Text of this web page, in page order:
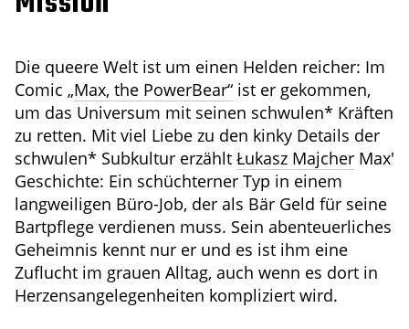
Die queere Welt ist um einen Helden reicher: Im
Comic „Max, the PowerBear“ ist er gekommen,
um das Universum mit seinen schwulen* Kräften
zu retten. Mit viel Liebe zu den kinky Details der
schwulen* Subkultur erzählt Łukasz Majcher Max'
Geschichte: Ein schüchterner Typ in einem
langweiligen Büro-Job, der als Bär Geld für seine
Bartpflege verdienen muss. Sein abenteuerliches
Geheimnis kennt nur er und es ist ihm eine
Zuflucht im grauen Alltag, auch wenn es dort in
Herzensangelegenheiten kompliziert wird.